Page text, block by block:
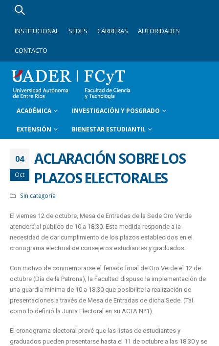
INSTITUCIONAL SEDES CARRERAS AUTORIDADES
CONTACTO
ACADÉMICA INVESTIGACIÓN Y POSGRADO
EXTENSIÓN BIENESTAR ESTUDIANTIL
04
Oct
ACLARACIÓN SOBRE LOS
PLAZOS ELECTORALES
Sin categoría
El viernes 12 de octubre, Mesa de Entradas de la Sede Oro Verde
atenderá al público de 10 a 18:30. Esta medida responde a la
necesidad de dar cumplimiento de los plazos establecidos en el
cronograma electoral de consejeros estudiantes y graduados.
Con motivo de conmemorarse el feriado local de Oro Verde el 12 de
octubre (Día de la Patrona), la Facultad dispuso la implementación de
una guardia mínima de 10 a 18:30 que posibilite la realización de
presentaciones a través de Mesa de Entradas de dicha Sede. (Tal
como lo definió la Junta Electoral en su ACTA Nº1).
El cronograma electoral prevé que las listas de estudiantes y
graduados pueden presentarse hasta el 11 de octubre a las 18:30 y se